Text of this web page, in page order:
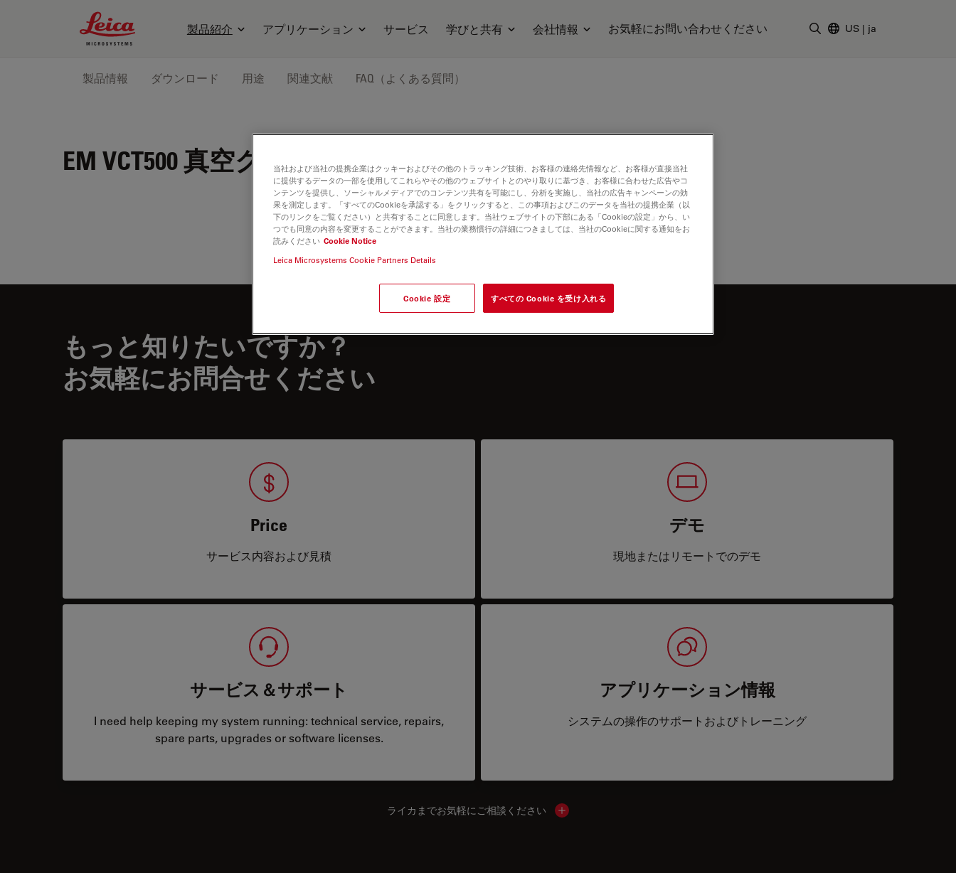
Leica Microsystems Logo
製品紹介 アプリケーション サービス 学びと共有 会社情報 お気軽にお問い合わせください US | ja
製品情報 ダウンロード 用途 関連文献 FAQ（よくある質問）
EM VCT500真空クライオトランスファーシステム
もっと知りたいですか？
お気軽にお問合せください
Price
サービス内容および見積
デモ
現地またはリモートでのデモ
サービス＆サポート
I need help keeping my system running: technical service, repairs,
spare parts, upgrades or software licenses.
アプリケーション情報
システムの操作のサポートおよびトレーニング
ライカまでお気軽にご相談ください Show local contacts
当社および当社の提携企業はクッキーおよびその他のトラッキング技術、お客様の連絡先情報など、お客様が直接当社
に提供するデータの一部を使用してこれらやその他のウェブサイトとのやり取りに基づき、お客様に合わせた広告やコ
ンテンツを提供し、ソーシャルメディアでのコンテンツ共有を可能にし、分析を実施し、当社の広告キャンペーンの効
果を測定します。「すべてのCookieを承認する」をクリックすると、この事項およびこのデータを当社の提携企業（以
下のリンクをご覧ください）と共有することに同意します。当社ウェブサイトの下部にある「Cookieの設定」から、い
つでも同意の内容を変更することができます。当社の業務慣行の詳細につきましては、当社のCookieに関する通知をお
読みください Cookie Notice
Leica Microsystems Cookie Partners Details
Cookie 設定 すべての Cookie を受け入れる